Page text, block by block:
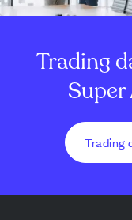
Trading
Trading